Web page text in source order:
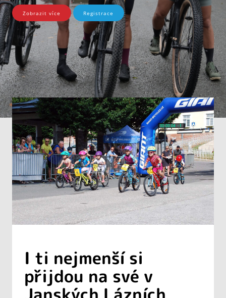
Zobrazit více Registrace
I ti nejmenší si
přijdou na své v